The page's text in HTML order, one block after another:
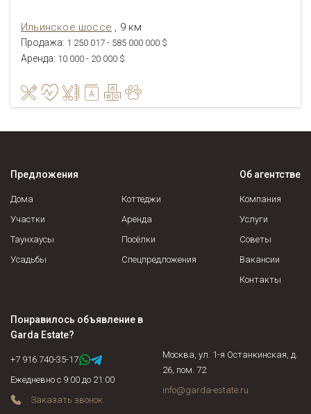
Ильинское шоссе , 9 км
Продажа: 1 250 017 - 585 000 000 $
Аренда: 10 000 - 20 000 $
Предложения
Дома
Участки
Таунхаусы
Усадьбы
Коттеджи
Аренда
Посёлки
Спецпредложения
Об агентстве
Компания
Услуги
Советы
Вакансии
Контакты
Понравилось объявление в
Garda Estate?
+7 916 740-35-17
Ежедневно с 9:00 до 21:00
Заказать звонок
Москва, ул. 1-я Останкинская, д.
26, пом. 72
info@garda-estate.ru